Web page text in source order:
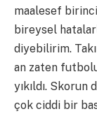
maalesef
bireysel
diyebilirim.
an zaten
yıkıldı. Skorun
çok ciddi bir